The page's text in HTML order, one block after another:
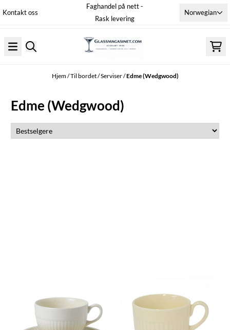
Hopp til innhold
Kontakt oss
Faghandel på nett -
Rask levering
Norwegian
Hjem/Til bordet/Serviser/Edme (Wedgwood)
Edme (Wedgwood)